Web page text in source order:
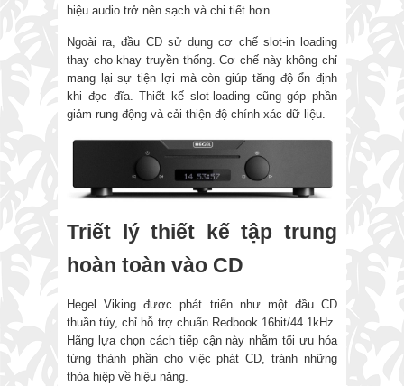
hiệu audio trở nên sạch và chi tiết hơn.
Ngoài ra, đầu CD sử dụng cơ chế slot-in loading
thay cho khay truyền thống. Cơ chế này không chỉ
mang lại sự tiện lợi mà còn giúp tăng độ ổn định
khi đọc đĩa. Thiết kế slot-loading cũng góp phần
giảm rung động và cải thiện độ chính xác dữ liệu.
Triết lý thiết kế tập trung
hoàn toàn vào CD
Hegel Viking được phát triển như một đầu CD
thuần túy, chỉ hỗ trợ chuẩn Redbook 16bit/44.1kHz.
Hãng lựa chọn cách tiếp cận này nhằm tối ưu hóa
từng thành phần cho việc phát CD, tránh những
thỏa hiệp về hiệu năng.